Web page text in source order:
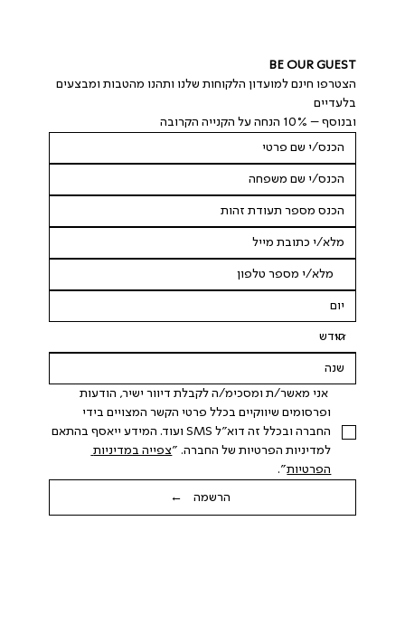
BE OUR GUEST
הצטרפו חינם למועדון הלקוחות שלנו ותהנו מהטבות ומבצעים
בלעדיים
ובנוסף – 10% הנחה על הקנייה הקרובה
אני מאשר/ת ומסכימ/ה לקבלת דיוור ישיר, הודעות
החברה ובכלל זה דוא"ל SMS ועוד. המידע ייאסף בהתאם
למדיניות הפרטיות של החברה. "
צפייה במדיניות
הפרטיות".
הרשמה ←